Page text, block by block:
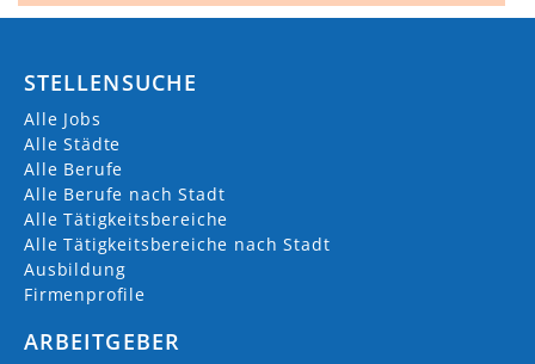
STELLENSUCHE
Alle Jobs
Alle Städte
Alle Berufe
Alle Berufe nach Stadt
Alle Tätigkeitsbereiche
Alle Tätigkeitsbereiche nach Stadt
Ausbildung
Firmenprofile
ARBEITGEBER